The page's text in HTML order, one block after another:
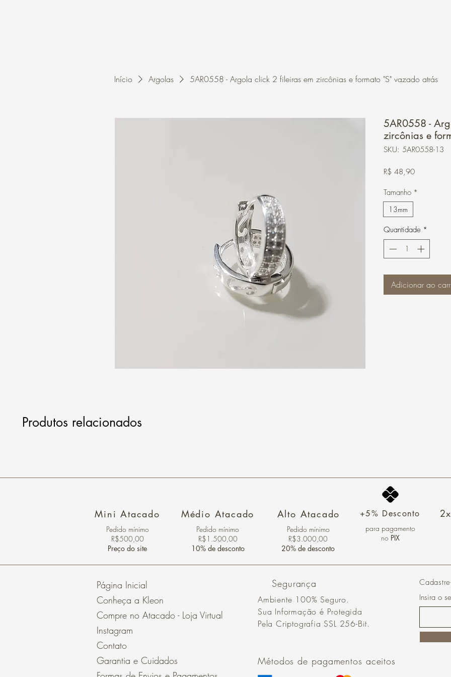
Início Argolas 5AR0558 - Argola click 2 fileiras em zircônias e formato "S" vazado atrás
5AR0558 -
zircônias e
SKU: 5AR0558-13
R$ 48,90Preço
Tamanho *
13mm
Quantidade *
Adicionar ao
Produtos relacionados
Mini Atacado
Pedido ​mínimo
R$500,00
Preço do site
Médio Atacado
Pedido mínimo
R$1.500,00
10% de desconto
Alto Atacado
Pedido mínimo
R$3.000,00
20% de desconto
+5% Desconto
para pagamento
no PIX
Página Inicial
Conheça a Kleon
Compre no Atacado - Loja Virtual
Instagram
Contato
Garantia e Cuidados
Segurança
Ambiente 100% Seguro.
Sua Informação é Protegida
Pela Criptografia SSL 256-Bit.
Métodos de pagamentos aceitos
Insira o